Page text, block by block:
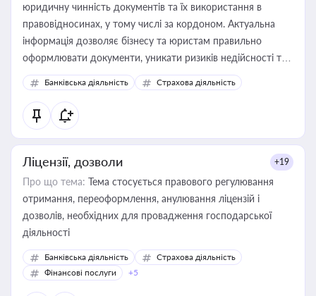
юридичну чинність документів та їх використання в
правовідносинах, у тому числі за кордоном. Актуальна
інформація дозволяє бізнесу та юристам правильно
оформлювати документи, уникати ризиків недійсності та
забезпечувати їх належне прийняття органами влади та
контрагентами
Банківська діяльність Страхова діяльність
Ліцензії, дозволи +19
Про що тема: Тема стосується правового регулювання
отримання, переоформлення, анулювання ліцензій і
дозволів, необхідних для провадження господарської
діяльності
Банківська діяльність
Страхова діяльність
Фінансові послуги
+5